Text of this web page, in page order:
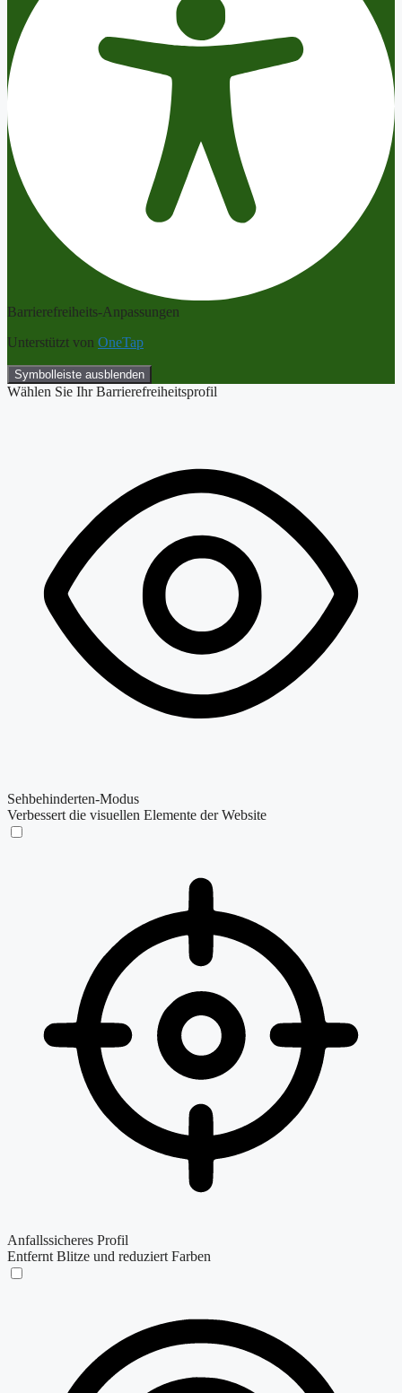
Barrierefreiheits-Anpassungen
Unterstützt von OneTap
Symbolleiste ausblenden
Wählen Sie Ihr Barrierefreiheitsprofil
Sehbehinderten-Modus
Verbessert die visuellen Elemente der Website
Anfallssicheres Profil
Entfernt Blitze und reduziert Farben